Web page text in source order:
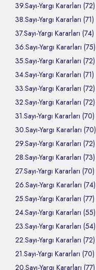
39.Sayı-Yargı Kararları (72)
38.Sayı-Yargı Kararları (71)
37.Sayı-Yargı Kararları (74)
36.Sayı-Yargı Kararları (75)
35.Sayı-Yargı Kararları (72)
34.Sayı-Yargı Kararları (71)
33.Sayı-Yargı Kararları (72)
32.Sayı-Yargı Kararları (72)
31.Sayı-Yargı Kararları (70)
30.Sayı-Yargı Kararları (70)
29.Sayı-Yargı Kararları (72)
28.Sayı-Yargı Kararları (73)
27.Sayı-Yargı Kararları (70)
26.Sayı-Yargı Kararları (74)
25.Sayı-Yargı Kararları (77)
24.Sayı-Yargı Kararları (55)
23.Sayı-Yargı Kararları (54)
22.Sayı-Yargı Kararları (72)
21.Sayı-Yargı Kararları (70)
20.Sayı-Yargı Kararları (77)